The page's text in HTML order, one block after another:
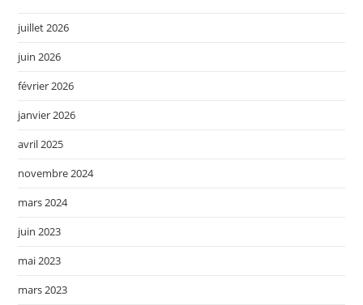
juillet 2026
juin 2026
février 2026
janvier 2026
avril 2025
novembre 2024
mars 2024
juin 2023
mai 2023
mars 2023